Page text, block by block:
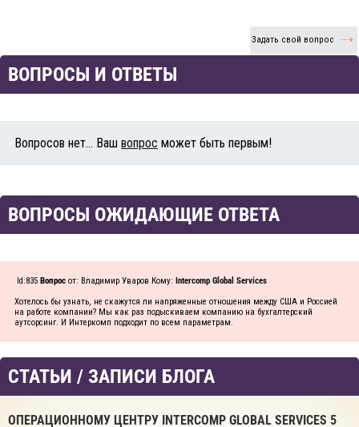
Задать свой вопрос
ВОПРОСЫ И ОТВЕТЫ
Вопросов нет... Ваш вопрос может быть первым!
ВОПРОСЫ ОЖИДАЮЩИЕ ОТВЕТА
Id:835 Вопрос от: Владимир Уваров Кому: Intercomp Global Services
Хотелось бы узнать, не скажутся ли напряженные отношения между США и Россией
на работе компании? Мы как раз подыскиваем компанию на бухгалтерский
аутсорсинг. И Интеркомп подходит по всем параметрам.
СТАТЬИ / ЗАПИСИ БЛОГА
ОПЕРАЦИОННОМУ ЦЕНТРУ INTERCOMP GLOBAL SERVICES 5